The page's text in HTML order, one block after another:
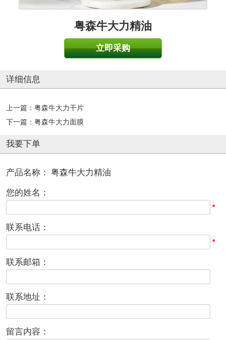
粤森牛大力精油
立即采购
详细信息
上一篇： 粤森牛大力干片
下一篇： 粤森牛大力面膜
我要下单
产品名称： 粤森牛大力精油
您的姓名：
*
联系电话：
*
联系邮箱：
联系地址：
留言内容：